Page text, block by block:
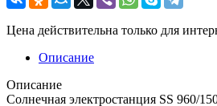
Цена действительна только для
Описание
Описание
Солнечная электростанция SS 960/